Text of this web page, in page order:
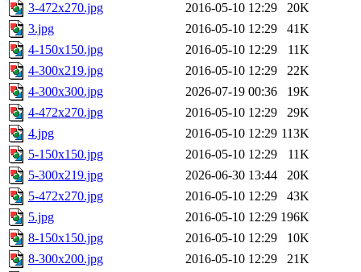
3-472x270.jpg
2016-05-10 12:29
20K
3.jpg
2016-05-10 12:29
41K
4-150x150.jpg
2016-05-10 12:29
11K
4-300x219.jpg
2016-05-10 12:29
22K
4-300x300.jpg
2026-07-19 00:36
19K
4-472x270.jpg
2016-05-10 12:29
29K
4.jpg
2016-05-10 12:29 113K
5-150x150.jpg
2016-05-10 12:29
11K
5-300x219.jpg
2026-06-30 13:44
20K
5-472x270.jpg
2016-05-10 12:29
43K
5.jpg
2016-05-10 12:29 196K
8-150x150.jpg
2016-05-10 12:29
10K
8-300x200.jpg
2016-05-10 12:29
21K